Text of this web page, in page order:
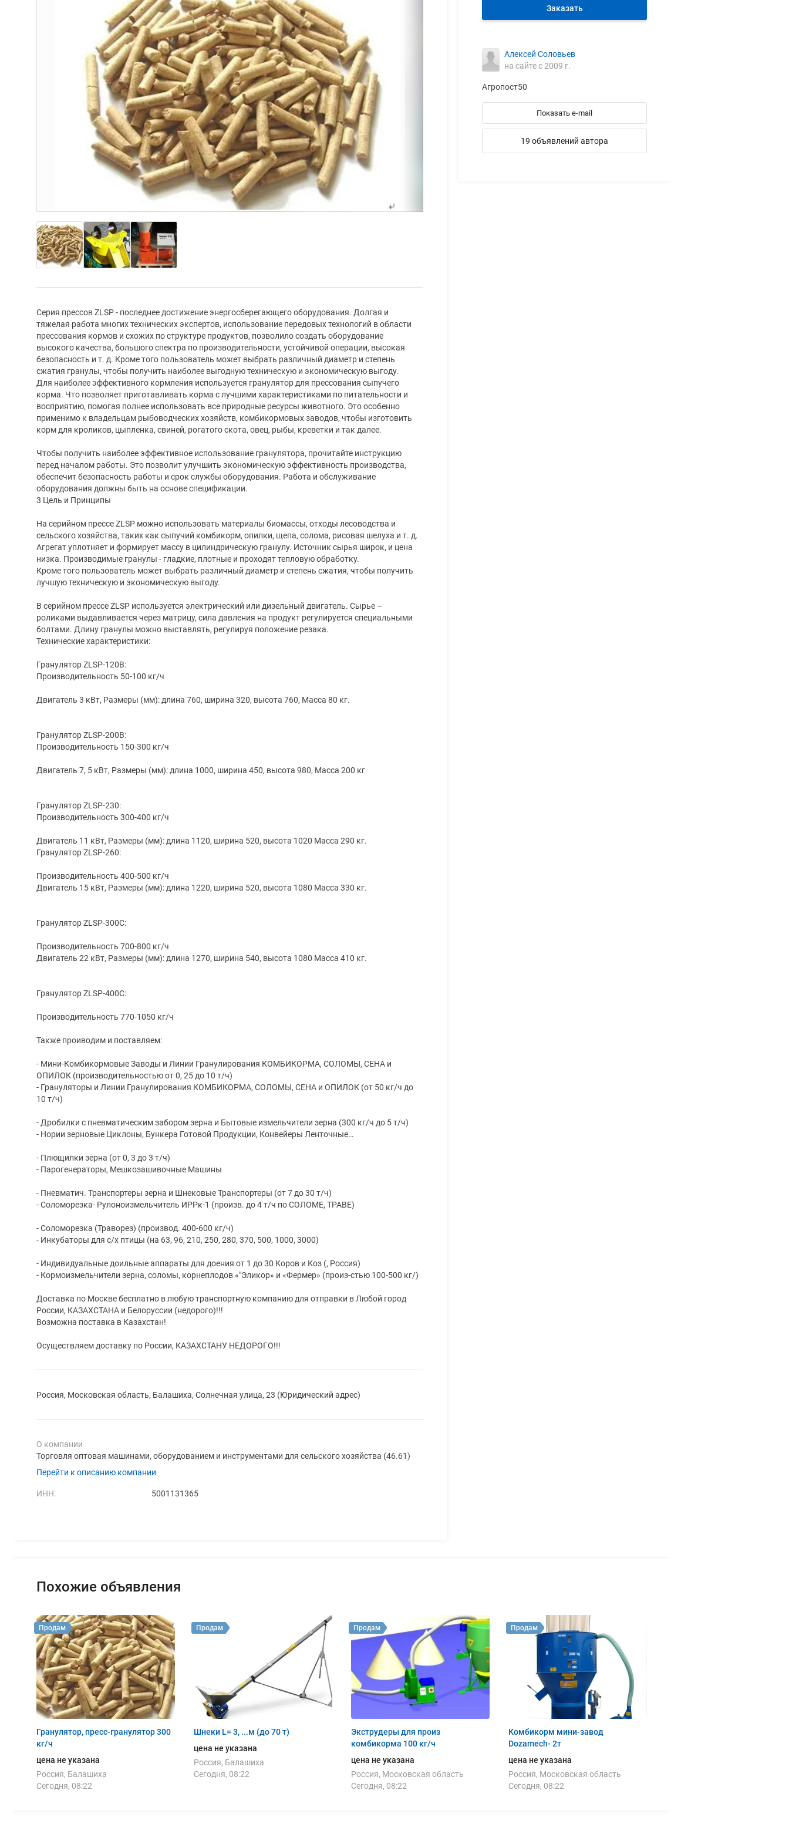
Серия прессов ZLSP - последнее достижение энергосберегающего оборудования. Долгая и
тяжелая работа многих технических экспертов, использование передовых технологий в области
прессования кормов и схожих по структуре продуктов, позволило создать оборудование
высокого качества, большого спектра по производительности, устойчивой операции, высокая
безопасность и т. д. Кроме того пользователь может выбрать различный диаметр и степень
сжатия гранулы, чтобы получить наиболее выгодную техническую и экономическую выгоду.
Для наиболее эффективного кормления используется гранулятор для прессования сыпучего
корма. Что позволяет приготавливать корма с лучшими характеристиками по питательности и
восприятию, помогая полнее использовать все природные ресурсы животного. Это особенно
применимо к владельцам рыбоводческих хозяйств, комбикормовых заводов, чтобы изготовить
корм для кроликов, цыпленка, свиней, рогатого скота, овец, рыбы, креветки и так далее.
Чтобы получить наиболее эффективное использование гранулятора, прочитайте инструкцию
перед началом работы. Это позволит улучшить экономическую эффективность производства,
обеспечит безопасность работы и срок службы оборудования. Работа и обслуживание
оборудования должны быть на основе спецификации.
3 Цель и Принципы
На серийном прессе ZLSP можно использовать материалы биомассы, отходы лесоводства и
сельского хозяйства, таких как сыпучий комбикорм, опилки, щепа, солома, рисовая шелуха и т. д.
Агрегат уплотняет и формирует массу в цилиндрическую гранулу. Источник сырья широк, и цена
низка. Производимые гранулы - гладкие, плотные и проходят тепловую обработку.
Кроме того пользователь может выбрать различный диаметр и степень сжатия, чтобы получить
лучшую техническую и экономическую выгоду.
В серийном прессе ZLSP используется электрический или дизельный двигатель. Сырье –
роликами выдавливается через матрицу, сила давления на продукт регулируется специальными
болтами. Длину гранулы можно выставлять, регулируя положение резака.
Технические характеристики:
Гранулятор ZLSP-120B:
Производительность 50-100 кг/ч
Двигатель 3 кВт, Размеры (мм): длина 760, ширина 320, высота 760, Масса 80 кг.
Гранулятор ZLSP-200B:
Производительность 150-300 кг/ч
Двигатель 7, 5 кВт, Размеры (мм): длина 1000, ширина 450, высота 980, Масса 200 кг
Гранулятор ZLSP-230:
Производительность 300-400 кг/ч
Двигатель 11 кВт, Размеры (мм): длина 1120, ширина 520, высота 1020 Масса 290 кг.
Гранулятор ZLSP-260:
Производительность 400-500 кг/ч
Двигатель 15 кВт, Размеры (мм): длина 1220, ширина 520, высота 1080 Масса 330 кг.
Гранулятор ZLSP-300С:
Производительность 700-800 кг/ч
Двигатель 22 кВт, Размеры (мм): длина 1270, ширина 540, высота 1080 Масса 410 кг.
Гранулятор ZLSP-400С:
Производительность 770-1050 кг/ч
Также проиводим и поставляем:
- Мини-Комбикормовые Заводы и Линии Гранулирования КОМБИКОРМА, СОЛОМЫ, СЕНА и
ОПИЛОК (производительностью от 0, 25 до 10 т/ч)
- Грануляторы и Линии Гранулирования КОМБИКОРМА, СОЛОМЫ, СЕНА и ОПИЛОК (от 50 кг/ч до
10 т/ч)
- Дробилки с пневматическим забором зерна и Бытовые измельчители зерна (300 кг/ч до 5 т/ч)
- Нории зерновые Циклоны, Бункера Готовой Продукции, Конвейеры Ленточные…
- Плющилки зерна (от 0, 3 до 3 т/ч)
- Парогенераторы, Мешкозашивочные Машины
- Пневматич. Транспортеры зерна и Шнековые Транспортеры (от 7 до 30 т/ч)
- Соломорезка- Рулоноизмельчитель ИРРк-1 (произв. до 4 т/ч по СОЛОМЕ, ТРАВЕ)
- Соломорезка (Траворез) (производ. 400-600 кг/ч)
- Инкубаторы для с/х птицы (на 63, 96, 210, 250, 280, 370, 500, 1000, 3000)
- Индивидуальные доильные аппараты для доения от 1 до 30 Коров и Коз (, Россия)
- Кормоизмельчители зерна, соломы, корнеплодов «"Эликор» и «Фермер» (произ-стью 100-500 кг/)
Доставка по Москве бесплатно в любую транспортную компанию для отправки в Любой город
России, КАЗАХСТАНА и Белоруссии (недорого)!!!
Возможна поставка в Казахстан!
Осуществляем доставку по России, КАЗАХСТАНУ НЕДОРОГО!!!
Россия, Московская область, Балашиха, Солнечная улица, 23 (Юридический адрес)
О компании
Торговля оптовая машинами, оборудованием и инструментами для сельского хозяйства (46.61)
Перейти к описанию компании
ИНН: 5001131365
Заказать
Алексей Соловьев
на сайте с 2009 г.
Агропост50
Показать e-mail
19 объявлений автора
Похожие объявления
Гранулятор, пресc-гранулятор 300
кг/ч
цена не указана
Россия, Балашиха
Сегодня, 08:22
Продам
Шнеки L= 3, ...м (до 70 т)
цена не указана
Россия, Балашиха
Сегодня, 08:22
Продам
Экструдеры для произ
комбикорма 100 кг/ч
цена не указана
Россия, Московская область
Сегодня, 08:22
Продам
Комбикорм мини-завод
Dozamech- 2т
цена не указана
Россия, Московская область
Сегодня, 08:22
Продам